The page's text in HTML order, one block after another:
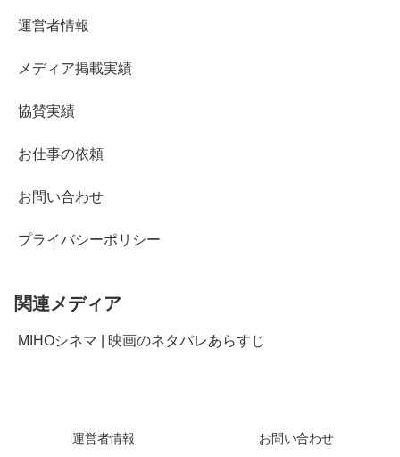
運営者情報
メディア掲載実績
協賛実績
お仕事の依頼
お問い合わせ
プライバシーポリシー
関連メディア
MIHOシネマ | 映画のネタバレあらすじ
運営者情報
お問い合わせ